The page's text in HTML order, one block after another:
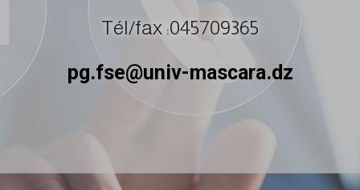
Tél/fax :045709365
pg.fse@univ-mascara.dz